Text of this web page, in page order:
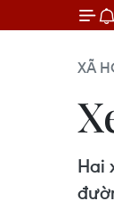
XÃ
Hai